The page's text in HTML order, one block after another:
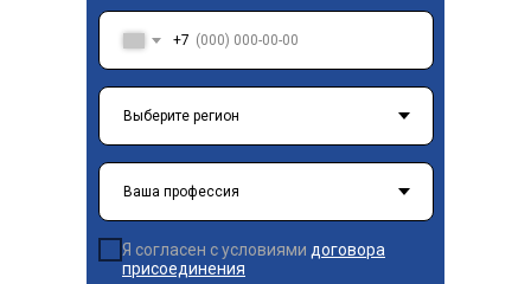
+7
Я согласен с условиями договора
присоединения